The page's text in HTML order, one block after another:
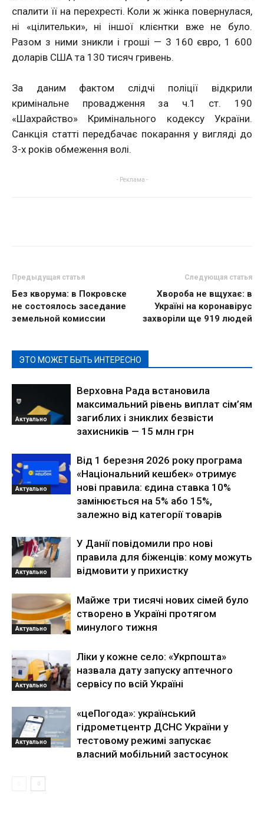
спалити її на перехресті. Коли ж жінка повернулася,
ні «цілительки», ні іншої клієнтки вже не було.
Разом з ними зникли і гроші — 3 160 євро, 1 600
доларів США та 130 тисяч гривень.
За даним фактом слідчі поліції відкрили
кримінальне провадження за ч.1 ст. 190
«Шахрайство» Кримінального кодексу України.
Санкція статті передбачає покарання у вигляді до
3-х років обмеження волі.
- Реклама -
Предыдущая статья
Без кворума: в Покровске
не состоялось заседание
земельной комиссии
Следующая статья
Хвороба не вщухає: в
Україні на коронавірус
захворіли ще 919 людей
ЭТО МОЖЕТ БЫТЬ ИНТЕРЕСНО
Актуально
Верховна Рада встановила
максимальний рівень виплат сім’ям
загиблих і зниклих безвісти
захисників — 15 млн грн
Актуально
Від 1 березня 2026 року програма
«Національний кешбек» отримує
нові правила: єдина ставка 10%
замінюється на 5% або 15%,
залежно від категорії товарів
Актуально
У Данії повідомили про нові
правила для біженців: кому можуть
відмовити у прихистку
Актуально
Майже три тисячі нових сімей було
створено в Україні протягом
минулого тижня
Актуально
Ліки у кожне село: «Укрпошта»
назвала дату запуску аптечного
сервісу по всій Україні
Актуально
«цеПогода»: український
гідрометцентр ДСНС України у
тестовому режимі запускає
власний мобільний застосунок